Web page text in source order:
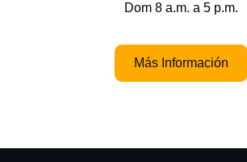
Dom 8 a.m. a 5 p.m.
Más Información